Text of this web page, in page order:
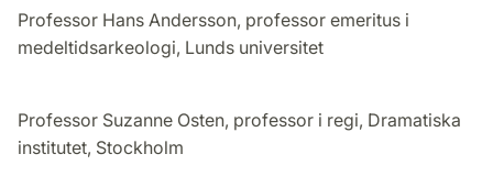
Professor Hans Andersson, professor emeritus i
medeltidsarkeologi, Lunds universitet
Professor Suzanne Osten, professor i regi, Dramatiska
institutet, Stockholm